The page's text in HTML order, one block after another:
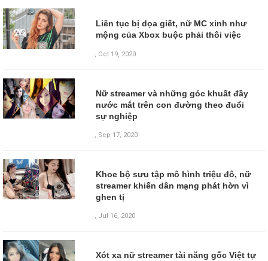
Liên tục bị dọa giết, nữ MC xinh như
mộng của Xbox buộc phải thôi việc
Oct 19, 2020
Nữ streamer và những góc khuất đầy
nước mắt trên con đường theo đuổi
sự nghiệp
, Sep 17, 2020
Khoe bộ sưu tập mô hình triệu đô, nữ
streamer khiến dân mạng phát hờn vì
ghen tị
, Jul 16, 2020
Xót xa nữ streamer tài năng gốc Việt tự